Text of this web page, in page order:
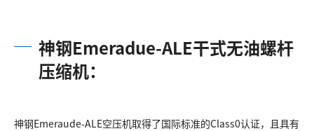
神钢Emeradue-ALE干式无油螺杆
压缩机：
神钢Emeraude-ALE空压机取得了国际标准的Class0认证，且具有